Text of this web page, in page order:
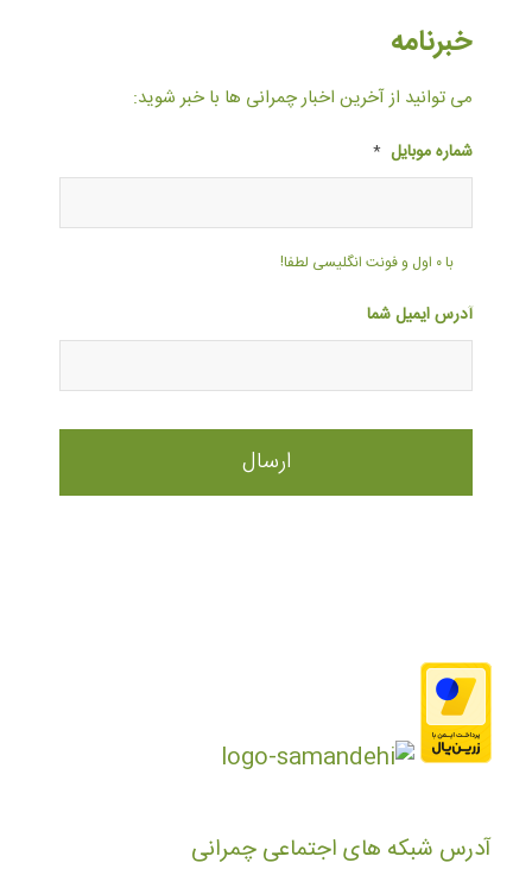
خبرنامه
می توانید از آخرین اخبار چمرانی ها با خبر شوید:
شماره موبایل *
با ۰ اول و فونت انگلیسی لطفا!
آدرس ایمیل شما
آدرس شبکه های اجتماعی چمرانی